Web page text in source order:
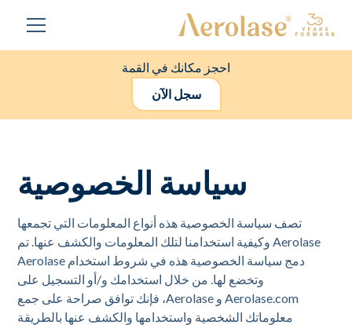
احجز مكانك في القمة
سجل الآن
سياسة الخصوصية
تصف سياسة الخصوصية هذه أنواع المعلومات التي تجمعها
Aerolase وكيفية استخدامنا لتلك المعلومات والكشف عنها. تم
دمج سياسة الخصوصية هذه في شروط استخدام Aerolase
وتخضع لها. من خلال استخدامك و/أو التسجيل على
Aerolase.com و Aerolase، فإنك توافق صراحة على جمع
معلوماتك الشخصية واستخدامها والكشف عنها بالطريقة